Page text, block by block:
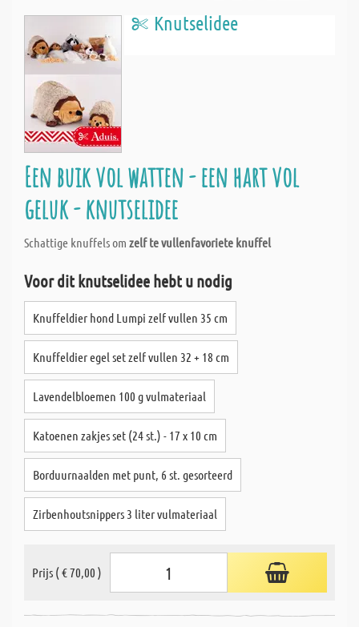
Knutselidee
Een buik vol watten - een hart vol
geluk - knutselidee
Schattige knuffels om zelf te vullenfavoriete knuffel
Voor dit knutselidee hebt u nodig
Knuffeldier hond Lumpi zelf vullen 35 cm
Knuffeldier egel set zelf vullen 32 + 18 cm
Lavendelbloemen 100 g vulmateriaal
Katoenen zakjes set (24 st.) - 17 x 10 cm
Borduurnaalden met punt, 6 st. gesorteerd
Zirbenhoutsnippers 3 liter vulmateriaal
Prijs ( € 70,00 )